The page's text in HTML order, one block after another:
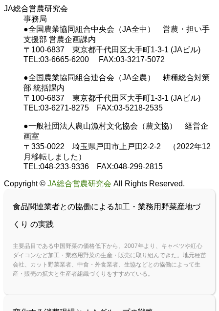
JA総合営農研究会
事務局
●全国農業協同組合中央会（JA全中） 営農・担い手
支援部 営農企画課内
〒100-6837 東京都千代田区大手町1-3-1 (JAビル)
TEL:03-6665-6200 FAX:03-3217-5072
●全国農業協同組合連合会（JA全農） 耕種総合対策
部 統括課内
〒100-6837 東京都千代田区大手町1-3-1 (JAビル)
TEL:03-6271-8275 FAX:03-5218-2535
●一般社団法人農山漁村文化協会（農文協） 経営企
画室
〒335-0022 埼玉県戸田市上戸田2-2-2 （2022年12
月移転しました）
TEL:048-233-9336 FAX:048-299-2815
Copyright © JA総合営農研究会 All Rights Reserved.
食品関連業者との協働による加工・業務用野菜産地づ
くり の実践
主要品目である中国野菜の価格低下から、2007年より、キャベツや紅心
ダイコンなど加工・業務用野菜の生産・販売に取り組んできた。地元種苗
会社、カット野菜業者、中食・外食業者、生協などとの協働によって生
産・販売の拡大と生産者組織づくりをすすめている。